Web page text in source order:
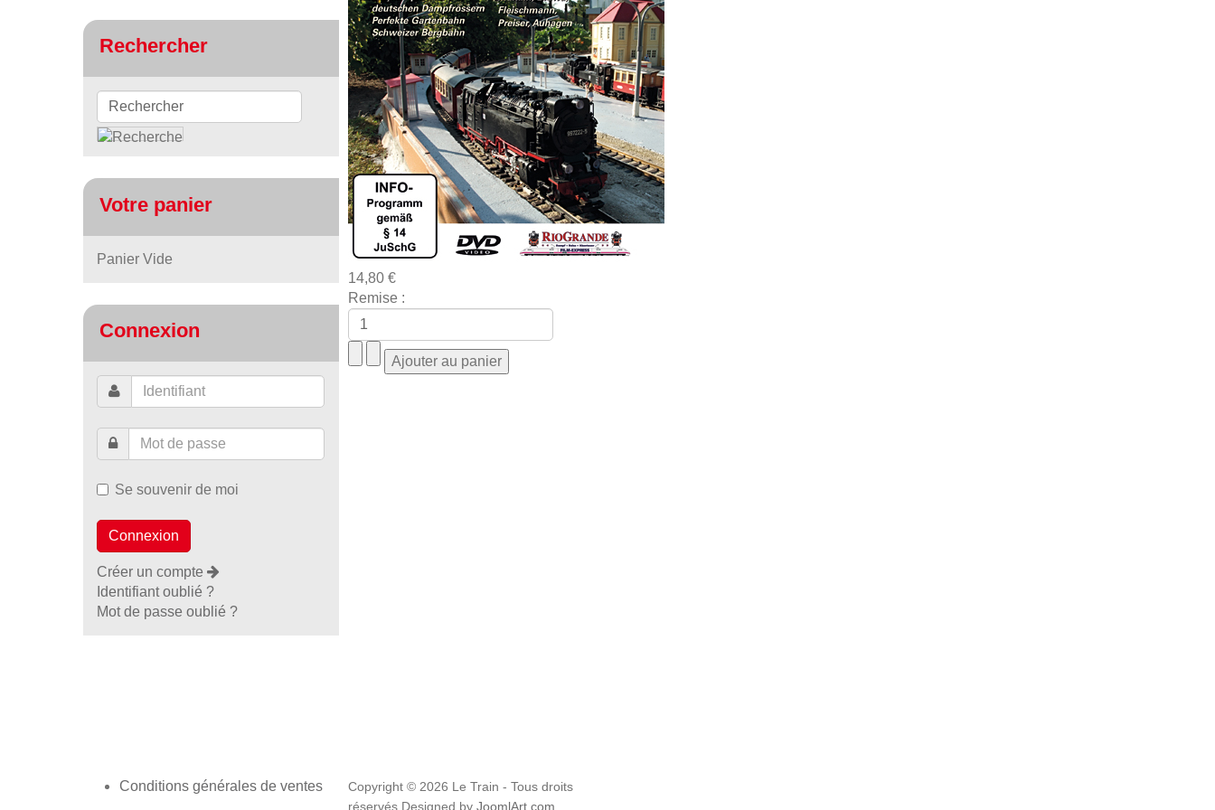
14,80 €
Remise :
Rechercher
Votre panier
Panier Vide
Connexion
Se souvenir de moi
Créer un compte
Identifiant oublié ?
Mot de passe oublié ?
Conditions générales de ventes
Copyright © 2026 Le Train - Tous droits
réservés Designed by JoomlArt.com